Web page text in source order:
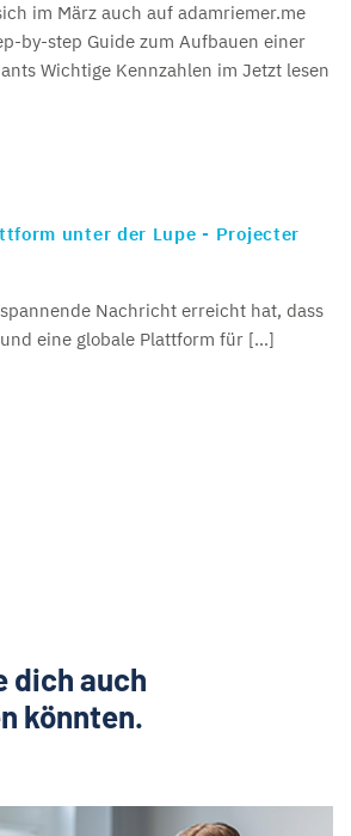
im März auch auf adamriemer.me
by-step Guide zum Aufbauen einer
Wichtige Kennzahlen im Jetzt lesen
unter der Lupe - Projecter
Nachricht erreicht hat, dass
eine globale Plattform für […]
dich auch
könnten.